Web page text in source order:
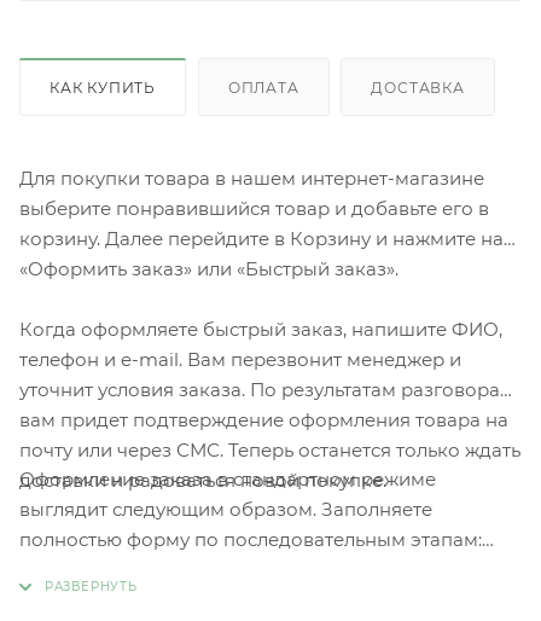
КАК КУПИТЬ ОПЛАТА ДОСТАВКА
Для покупки товара в нашем интернет-магазине
выберите понравившийся товар и добавьте его в
корзину. Далее перейдите в Корзину и нажмите на
«Оформить заказ» или «Быстрый заказ».
Когда оформляете быстрый заказ, напишите ФИО,
телефон и e-mail. Вам перезвонит менеджер и
уточнит условия заказа. По результатам разговора
вам придет подтверждение оформления товара на
почту или через СМС. Теперь останется только ждать
доставки и радоваться новой покупке.
Оформление заказа в стандартном режиме
выглядит следующим образом. Заполняете
полностью форму по последовательным этапам: